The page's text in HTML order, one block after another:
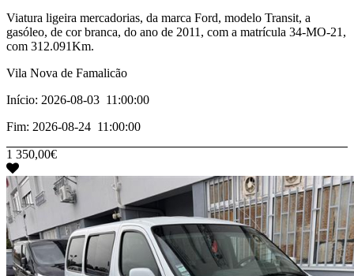
­Viatura ligeira mercadorias, da marca Ford, modelo Transit, a
gasóleo, de cor branca, do ano de 2011, com a matrícula 34-MO-21,
com 312.091Km.
Vila Nova de Famalicão
Início: 2026-08-03 11:00:00
Fim: 2026-08-24 11:00:00
1 350,00€